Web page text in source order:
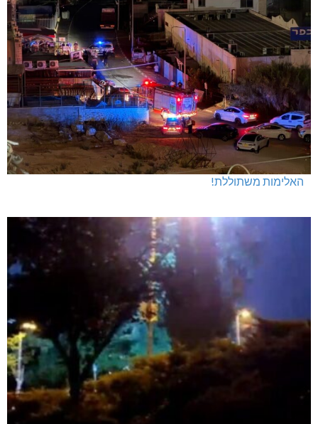
האלימות משתוללת!